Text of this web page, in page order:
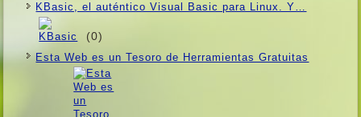
KBasic, el auténtico Visual Basic para Linux. Y…
(0)
Esta Web es un Tesoro de Herramientas Gratuitas